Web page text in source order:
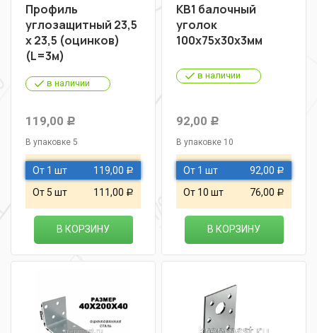
Профиль
углозащитный 23,5
х 23,5 (оцинков)
(L=3м)
в наличии
119,00 Р
В упаковке 5
От 1 шт 119,00 Р
От 5 шт 111,00 Р
В КОРЗИНУ
KB1 балочный
уголок
100х75х30х3мм
в наличии
92,00 Р
В упаковке 10
От 1 шт 92,00 Р
От 10 шт 76,00 Р
В КОРЗИНУ